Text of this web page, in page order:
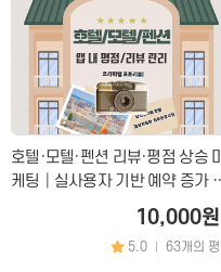
개인정보활용방침에 동의하
호텔·모텔·펜션 리뷰·평점 상승
케팅│실사용자 기반 예약 증가 &
노출 극대화 실사용자 마케팅 서비
10,000
5.0 63개의